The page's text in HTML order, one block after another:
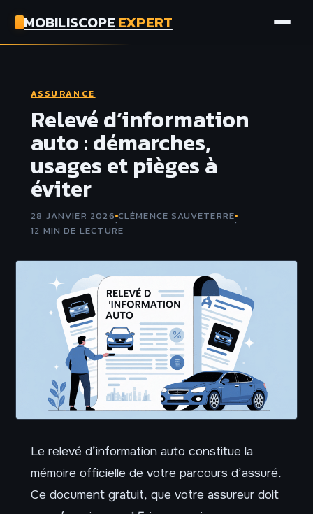
MOBILISCOPEEXPERT
ASSURANCE
TECH
ASSURANCE
Relevé d’information
auto : démarches,
usages et pièges à
éviter
28 JANVIER 2026·CLÉMENCE SAUVETERRE·
12 MIN DE LECTURE
Le relevé d’information auto constitue la
mémoire officielle de votre parcours d’assuré.
Ce document gratuit, que votre assureur doit